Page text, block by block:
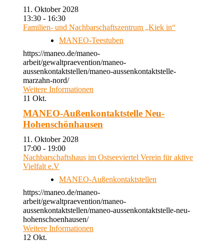
11. Oktober 2028
13:30 - 16:30
Familien- und Nachbarschaftszentrum „Kiek in“
MANEO-Teestuben
https://maneo.de/maneo-
arbeit/gewaltpraevention/maneo-
aussenkontaktstellen/maneo-aussenkontaktstelle-
marzahn-nord/
Weitere Informationen
11 Okt.
MANEO-Außenkontaktstelle Neu-
Hohenschönhausen
11. Oktober 2028
17:00 - 19:00
Nachbarschaftshaus im Ostseeviertel Verein für aktive
Vielfalt e.V
MANEO-Außenkontaktstellen
https://maneo.de/maneo-
arbeit/gewaltpraevention/maneo-
aussenkontaktstellen/maneo-aussenkontaktstelle-neu-
hohenschoenhausen/
Weitere Informationen
12 Okt.